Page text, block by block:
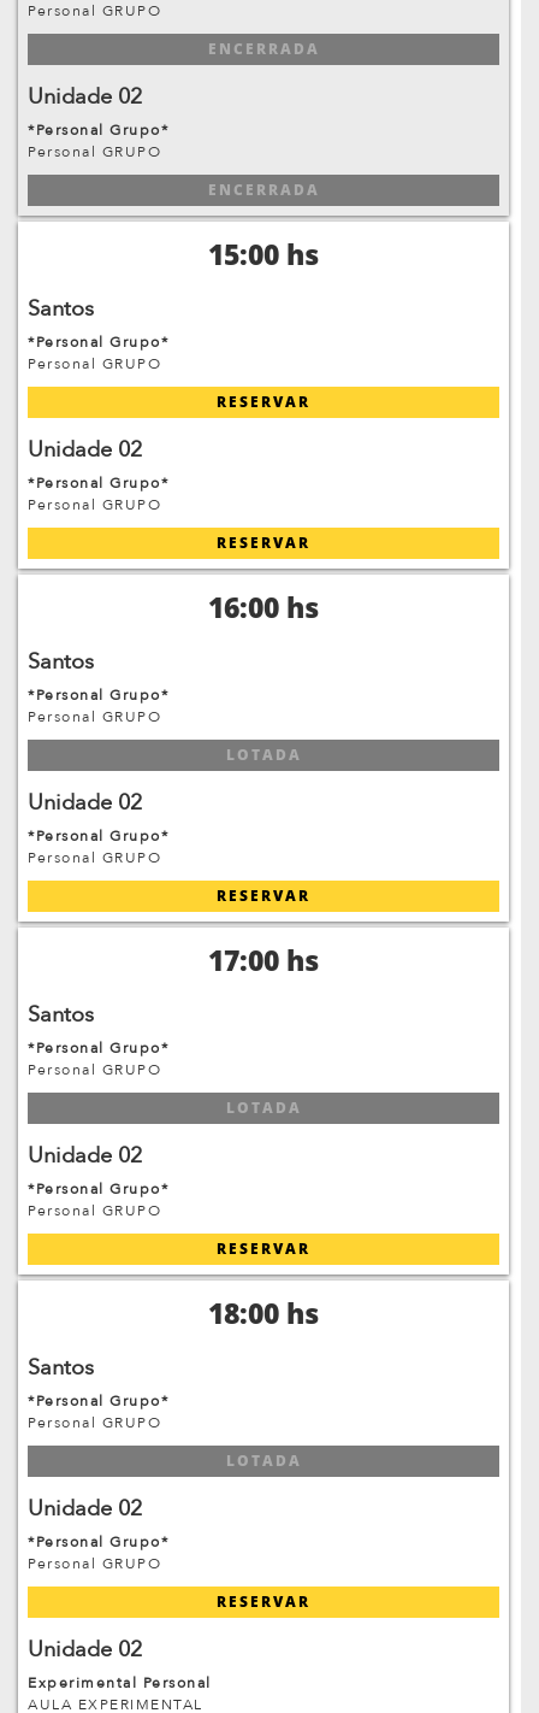
Personal GRUPO
ENCERRADA
Unidade 02
*Personal Grupo*
Personal GRUPO
ENCERRADA
15:00 hs
Santos
*Personal Grupo*
Personal GRUPO
RESERVAR
Unidade 02
*Personal Grupo*
Personal GRUPO
RESERVAR
16:00 hs
Santos
*Personal Grupo*
Personal GRUPO
LOTADA
Unidade 02
*Personal Grupo*
Personal GRUPO
RESERVAR
17:00 hs
Santos
*Personal Grupo*
Personal GRUPO
LOTADA
Unidade 02
*Personal Grupo*
Personal GRUPO
RESERVAR
18:00 hs
Santos
*Personal Grupo*
Personal GRUPO
LOTADA
Unidade 02
*Personal Grupo*
Personal GRUPO
RESERVAR
Unidade 02
Experimental Personal
AULA EXPERIMENTAL